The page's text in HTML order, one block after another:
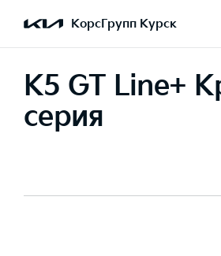
КорсГрупп Курск
K5 GT Line+
серия